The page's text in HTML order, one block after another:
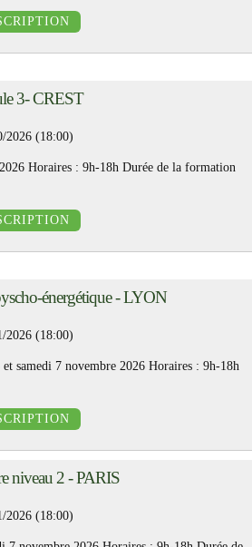
3- CREST
2026 (18:00)
Horaires : 9h-18h Durée de la formation
énergétique - LYON
2026 (18:00)
samedi 7 novembre 2026 Horaires : 9h-18h
niveau 2 - PARIS
2026 (18:00)